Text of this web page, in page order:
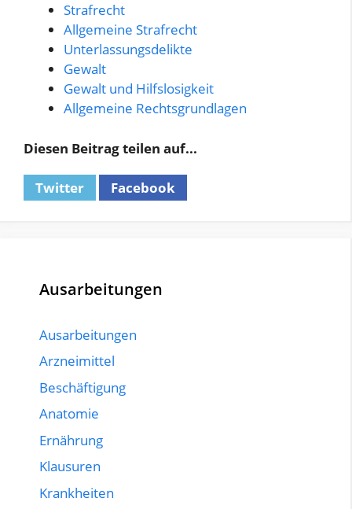
Strafrecht
Allgemeine Strafrecht
Unterlassungsdelikte
Gewalt
Gewalt und Hilfslosigkeit
Allgemeine Rechtsgrundlagen
Diesen Beitrag teilen auf...
Twitter Facebook
Ausarbeitungen
Ausarbeitungen
Arzneimittel
Beschäftigung
Anatomie
Ernährung
Klausuren
Krankheiten